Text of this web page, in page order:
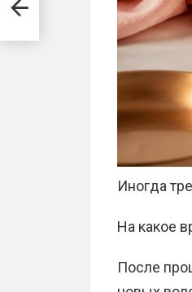
Иногда
На какое
После